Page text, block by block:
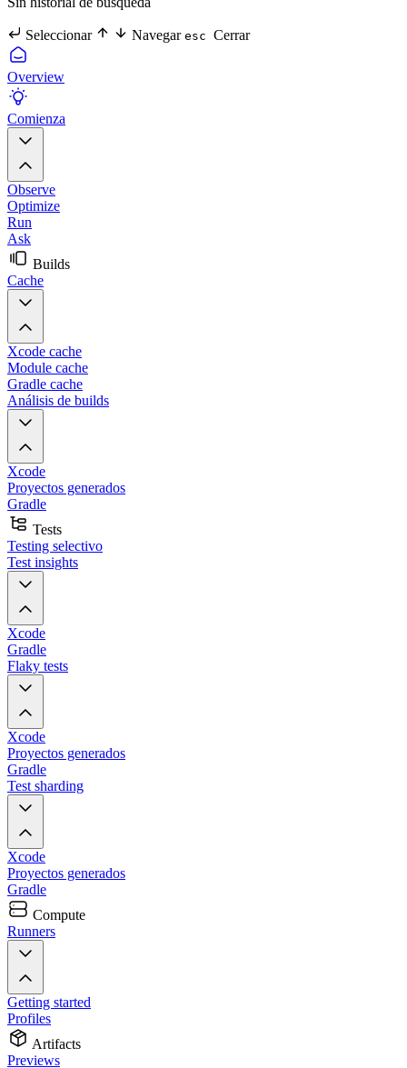
Seleccionar Navegar esc Cerrar
Overview
Comienza
Observe
Optimize
Run
Ask
Builds
Cache
Xcode cache
Module cache
Gradle cache
Análisis de builds
Xcode
Proyectos generados
Gradle
Tests
Testing selectivo
Test insights
Xcode
Gradle
Flaky tests
Xcode
Proyectos generados
Gradle
Test sharding
Xcode
Proyectos generados
Gradle
Compute
Runners
Getting started
Profiles
Artifacts
Previews